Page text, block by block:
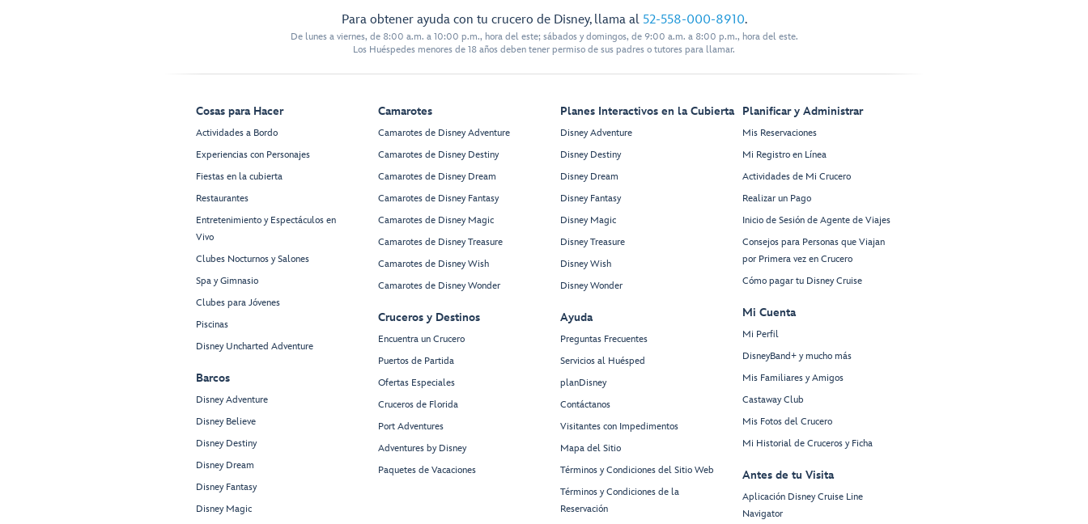
Para obtener ayuda con tu crucero de Disney, llama al 52-558-000-8910.
De lunes a viernes, de 8:00 a.m. a 10:00 p.m., hora del este; sábados y domingos, de 9:00 a.m. a 8:00 p.m., hora del este.
Los Huéspedes menores de 18 años deben tener permiso de sus padres o tutores para llamar.
Cosas para Hacer
Actividades a Bordo
Experiencias con Personajes
Fiestas en la cubierta
Restaurantes
Entretenimiento y Espectáculos en
Vivo
Clubes Nocturnos y Salones
Spa y Gimnasio
Clubes para Jóvenes
Piscinas
Disney Uncharted Adventure
Barcos
Disney Adventure
Disney Believe
Disney Destiny
Disney Dream
Disney Fantasy
Disney Magic
Camarotes
Camarotes de Disney Adventure
Camarotes de Disney Destiny
Camarotes de Disney Dream
Camarotes de Disney Fantasy
Camarotes de Disney Magic
Camarotes de Disney Treasure
Camarotes de Disney Wish
Camarotes de Disney Wonder
Cruceros y Destinos
Encuentra un Crucero
Puertos de Partida
Ofertas Especiales
Cruceros de Florida
Port Adventures
Adventures by Disney
Paquetes de Vacaciones
Planes Interactivos en la Cubierta
Disney Adventure
Disney Destiny
Disney Dream
Disney Fantasy
Disney Magic
Disney Treasure
Disney Wish
Disney Wonder
Ayuda
Preguntas Frecuentes
Servicios al Huésped
planDisney
Contáctanos
Visitantes con Impedimentos
Mapa del Sitio
Términos y Condiciones del Sitio Web
Términos y Condiciones de la
Reservación
Planificar y Administrar
Mis Reservaciones
Mi Registro en Línea
Actividades de Mi Crucero
Realizar un Pago
Inicio de Sesión de Agente de Viajes
Consejos para Personas que Viajan
por Primera vez en Crucero
Cómo pagar tu Disney Cruise
Mi Cuenta
Mi Perfil
DisneyBand+ y mucho más
Mis Familiares y Amigos
Castaway Club
Mis Fotos del Crucero
Mi Historial de Cruceros y Ficha
Antes de tu Visita
Aplicación Disney Cruise Line
Navigator